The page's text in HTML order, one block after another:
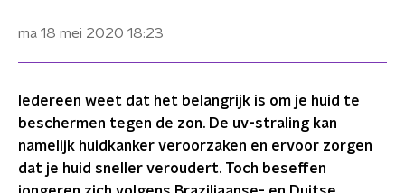
ma 18 mei 2020 18:23
Iedereen weet dat het belangrijk is om je huid te
beschermen tegen de zon. De uv-straling kan
namelijk huidkanker veroorzaken en ervoor zorgen
dat je huid sneller veroudert. Toch beseffen